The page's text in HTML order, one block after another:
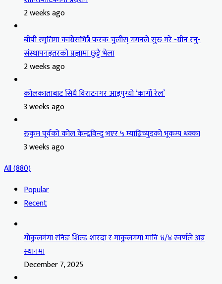
2 weeks ago
बीपी स्मृतिमा कांग्रेसभित्रै फरक चुलीस् गगनले सुरु गरे -ग्रीन रनु-
संस्थापनइतरको प्रज्ञामा छुट्टै भेला
2 weeks ago
कोलकाताबाट सिधै विराटनगर आइपुग्यो ‘कार्गो रेल’
3 weeks ago
रुकुम पूर्वको कोल केन्द्रविन्दु भएर ५ म्याग्निच्युडको भूकम्प धक्का
3 weeks ago
All (880)
Popular
Recent
गोकुलगंगा रनिङ शिल्ड शारदा र गाकुलगंगा मावि ४/४ स्वर्णले अग्र
स्थानमा
December 7, 2025